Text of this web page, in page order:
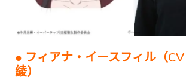
● フィアナ・イースフィル（
綾）